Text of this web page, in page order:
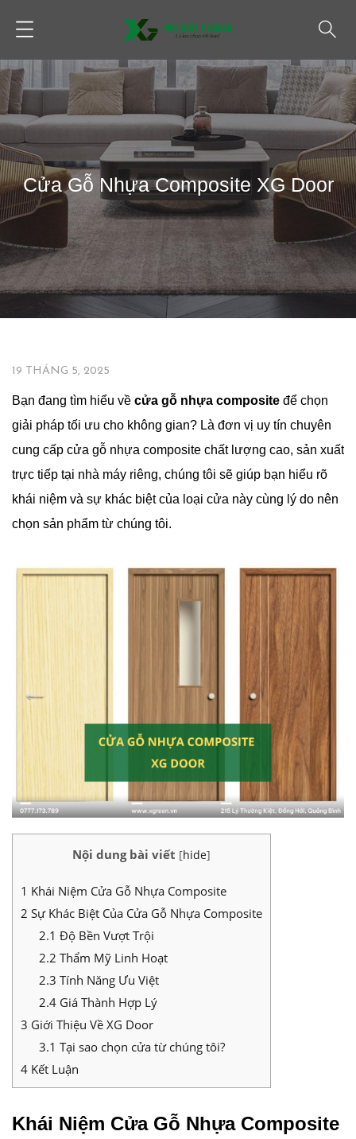
Cửa Gỗ Nhựa Composite XG Door
TIN TỨC VẬT LIỆU NỘI THẤT
19 THÁNG 5, 2025
Bạn đang tìm hiểu về cửa gỗ nhựa composite để chọn
giải pháp tối ưu cho không gian? Là đơn vị uy tín chuyên
cung cấp cửa gỗ nhựa composite chất lượng cao, sản xuất
trực tiếp tại nhà máy riêng, chúng tôi sẽ giúp bạn hiểu rõ
khái niệm và sự khác biệt của loại cửa này cùng lý do nên
chọn sản phẩm từ chúng tôi.
Nội dung bài viết [hide]
1 Khái Niệm Cửa Gỗ Nhựa Composite
2 Sự Khác Biệt Của Cửa Gỗ Nhựa Composite
2.1 Độ Bền Vượt Trội
2.2 Thẩm Mỹ Linh Hoạt
2.3 Tính Năng Ưu Việt
2.4Giá Thành Hợp Lý
3 Giới Thiệu Về XG Door
3.1 Tại sao chọn cửa từ chúng tôi?
4 Kết Luận
Khái Niệm Cửa Gỗ Nhựa Composite